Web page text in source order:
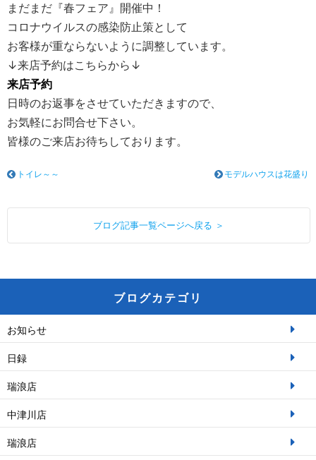
まだまだ『春フェア』開催中！
コロナウイルスの感染防止策として
お客様が重ならないように調整しています。
↓来店予約はこちらから↓
来店予約
日時のお返事をさせていただきますので、
お気軽にお問合せ下さい。
皆様のご来店お待ちしております。
トイレ～～ モデルハウスは花盛り
ブログ記事一覧ページへ戻る ＞
ブログカテゴリ
お知らせ
日録
瑞浪店
中津川店
瑞浪店